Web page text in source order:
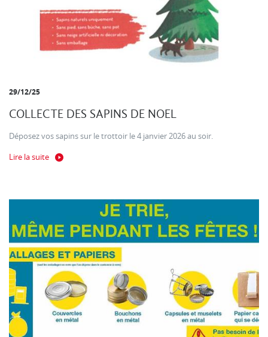
29/12/25
COLLECTE DES SAPINS DE NOEL
Déposez vos sapins sur le trottoir le 4 janvier 2026 au soir.
Lire la suite